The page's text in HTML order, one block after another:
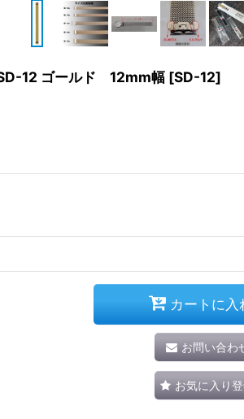
12 ゴールド 12mm幅 [SD-12]
カートに入
お問い合わ
お気に入り